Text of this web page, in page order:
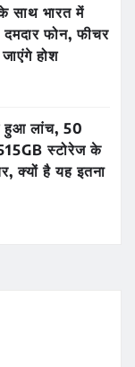
साथ भारत में
फोन, फीचर
होश
लांच, 50
स्टोरेज के
क्यों है यह इतना